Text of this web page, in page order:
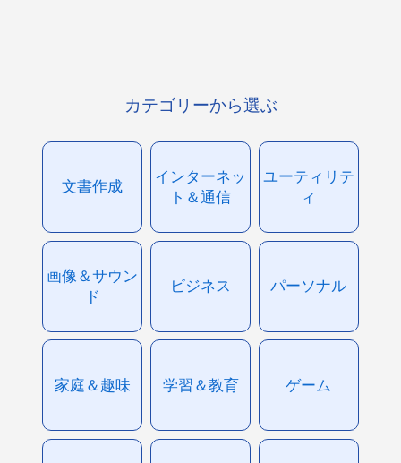
カテゴリーから選ぶ
文書作成
インターネッ
ト＆通信
ユーティリテ
ィ
画像＆サウン
ド
ビジネス パーソナル
家庭＆趣味 学習＆教育 ゲーム